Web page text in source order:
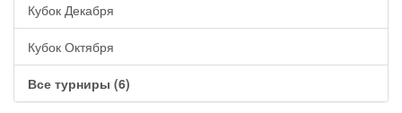
Кубок Декабря
Кубок Октября
Все турниры (6)